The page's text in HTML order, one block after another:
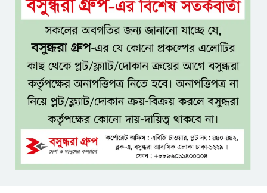
গুরুত্বপূর্ণ ব্যক্তিদের নিয়ে
‘অপপ্রচারের’ নিন্দা পুলিশের, গুজবে
কান না দেওয়ার আহ্বান
শেখ হাসিনার দিল্লির সংবাদ
সম্মেলনের সঙ্গে ভারত সরকারের
সম্পৃক্ততা নেই: জয়সোয়াল
টাঙ্গাইলে নিহত ১৪ বাস-মিনিবাস
মালিকের পরিবারকে আর্থিক অনুদান